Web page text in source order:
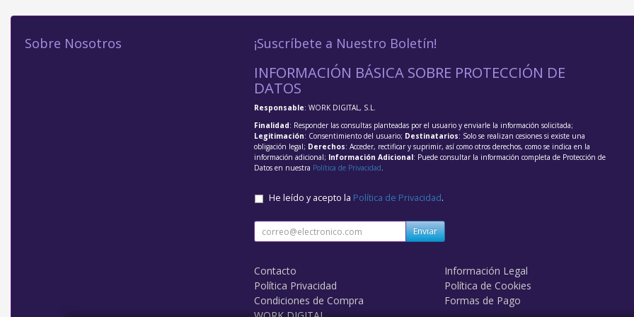
Sobre Nosotros ¡Suscríbete a Nuestro Boletín!
INFORMACIÓN BÁSICA SOBRE PROTECCIÓN DE
DATOS
Responsable: WORK DIGITAL, S.L.
Finalidad: Responder las consultas planteadas por el usuario y enviarle la información solicitada;
Legitimación: Consentimiento del usuario; Destinatarios: Solo se realizan cesiones si existe una
obligación legal; Derechos: Acceder, rectificar y suprimir, así como otros derechos, como se indica en la
información adicional; Información Adicional: Puede consultar la información completa de Protección de
Datos en nuestra Política de Privacidad.
He leído y acepto la Política de Privacidad.
Enviar
Contacto
Información Legal
Política Privacidad
Política de Cookies
Condiciones de Compra
Formas de Pago